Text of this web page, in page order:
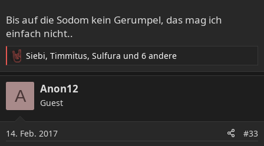
Bis auf die Sodom kein Gerumpel, das mag ich
einfach nicht..
R
e
a
n
Siebi, Timmitus, Sulfura und 6 andere
A Anon12
Guest
14. Feb. 2017 #33